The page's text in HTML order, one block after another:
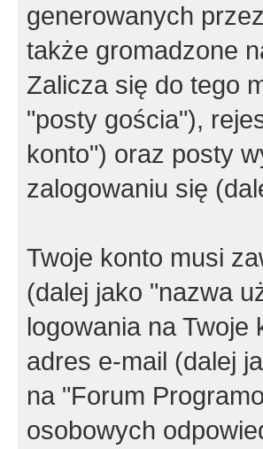
generowanych
także gromadzone
Zalicza się do tego
"posty gościa"),
konto") oraz posty
zalogowaniu się
Twoje konto musi
(dalej jako "nazwa
logowania na Twoje
adres e-mail (dalej
na "Forum
osobowych